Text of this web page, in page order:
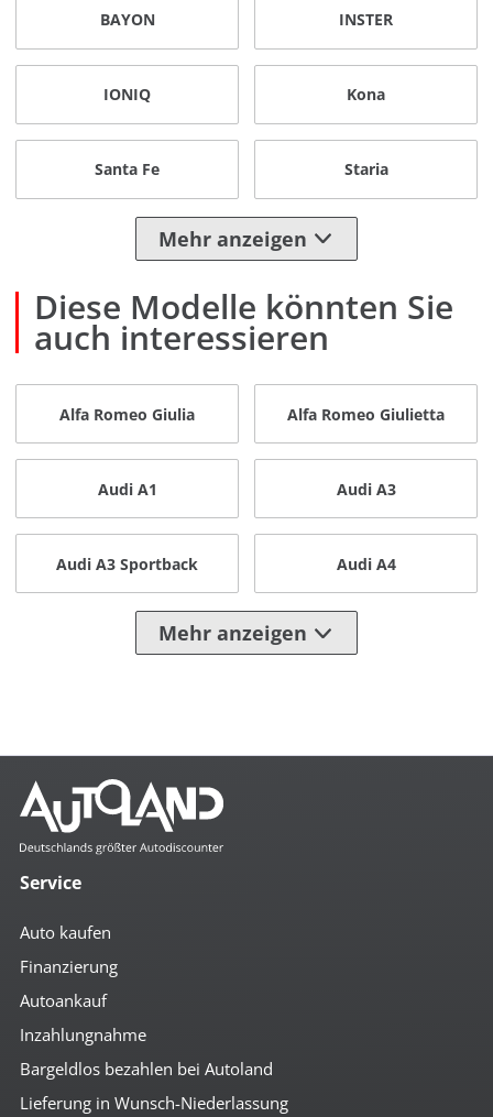
BAYON INSTER
IONIQ Kona
Santa Fe Staria
Mehr anzeigen
Diese Modelle könnten Sie
auch interessieren
Alfa Romeo Giulia Alfa Romeo Giulietta
Audi A1 Audi A3
Audi A3 Sportback Audi A4
Mehr anzeigen
Service
Auto kaufen
Finanzierung
Autoankauf
Inzahlungnahme
Bargeldlos bezahlen bei Autoland
Lieferung in Wunsch-Niederlassung